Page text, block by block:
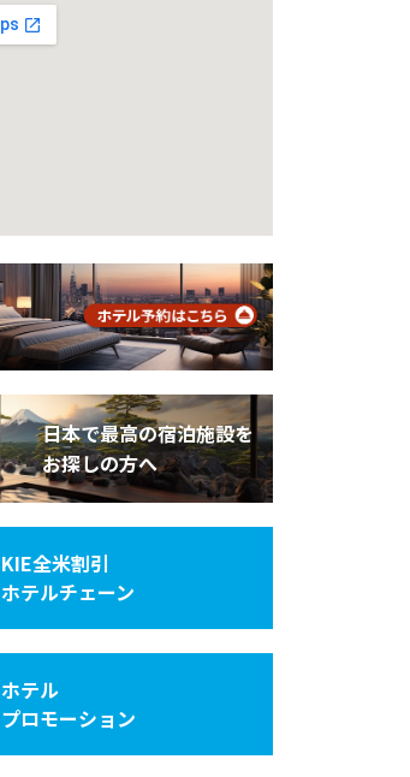
日本で最高の宿泊施設を
お探しの方へ
KIE全米割引
ホテルチェーン
ホテル
プロモーション